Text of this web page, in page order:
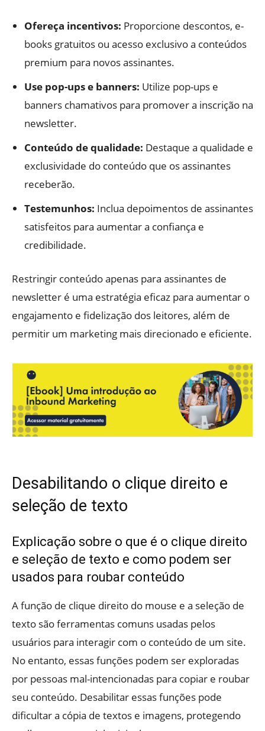
Ofereça incentivos: Proporcione descontos, e-
books gratuitos ou acesso exclusivo a conteúdos
premium para novos assinantes.
Use pop-ups e banners: Utilize pop-ups e
banners chamativos para promover a inscrição na
newsletter.
Conteúdo de qualidade: Destaque a qualidade e
exclusividade do conteúdo que os assinantes
receberão.
Testemunhos: Inclua depoimentos de assinantes
satisfeitos para aumentar a confiança e
credibilidade.
Restringir conteúdo apenas para assinantes de
newsletter é uma estratégia eficaz para aumentar o
engajamento e fidelização dos leitores, além de
permitir um marketing mais direcionado e eficiente.
Desabilitando o clique direito e
seleção de texto
Explicação sobre o que é o clique direito
e seleção de texto e como podem ser
usados para roubar conteúdo
A função de clique direito do mouse e a seleção de
texto são ferramentas comuns usadas pelos
usuários para interagir com o conteúdo de um site.
No entanto, essas funções podem ser exploradas
por pessoas mal-intencionadas para copiar e roubar
seu conteúdo. Desabilitar essas funções pode
dificultar a cópia de textos e imagens, protegendo